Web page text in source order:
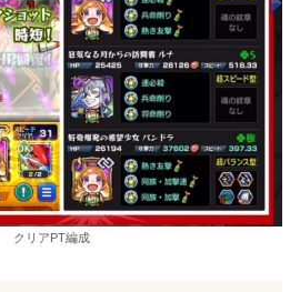
クリアPT編成